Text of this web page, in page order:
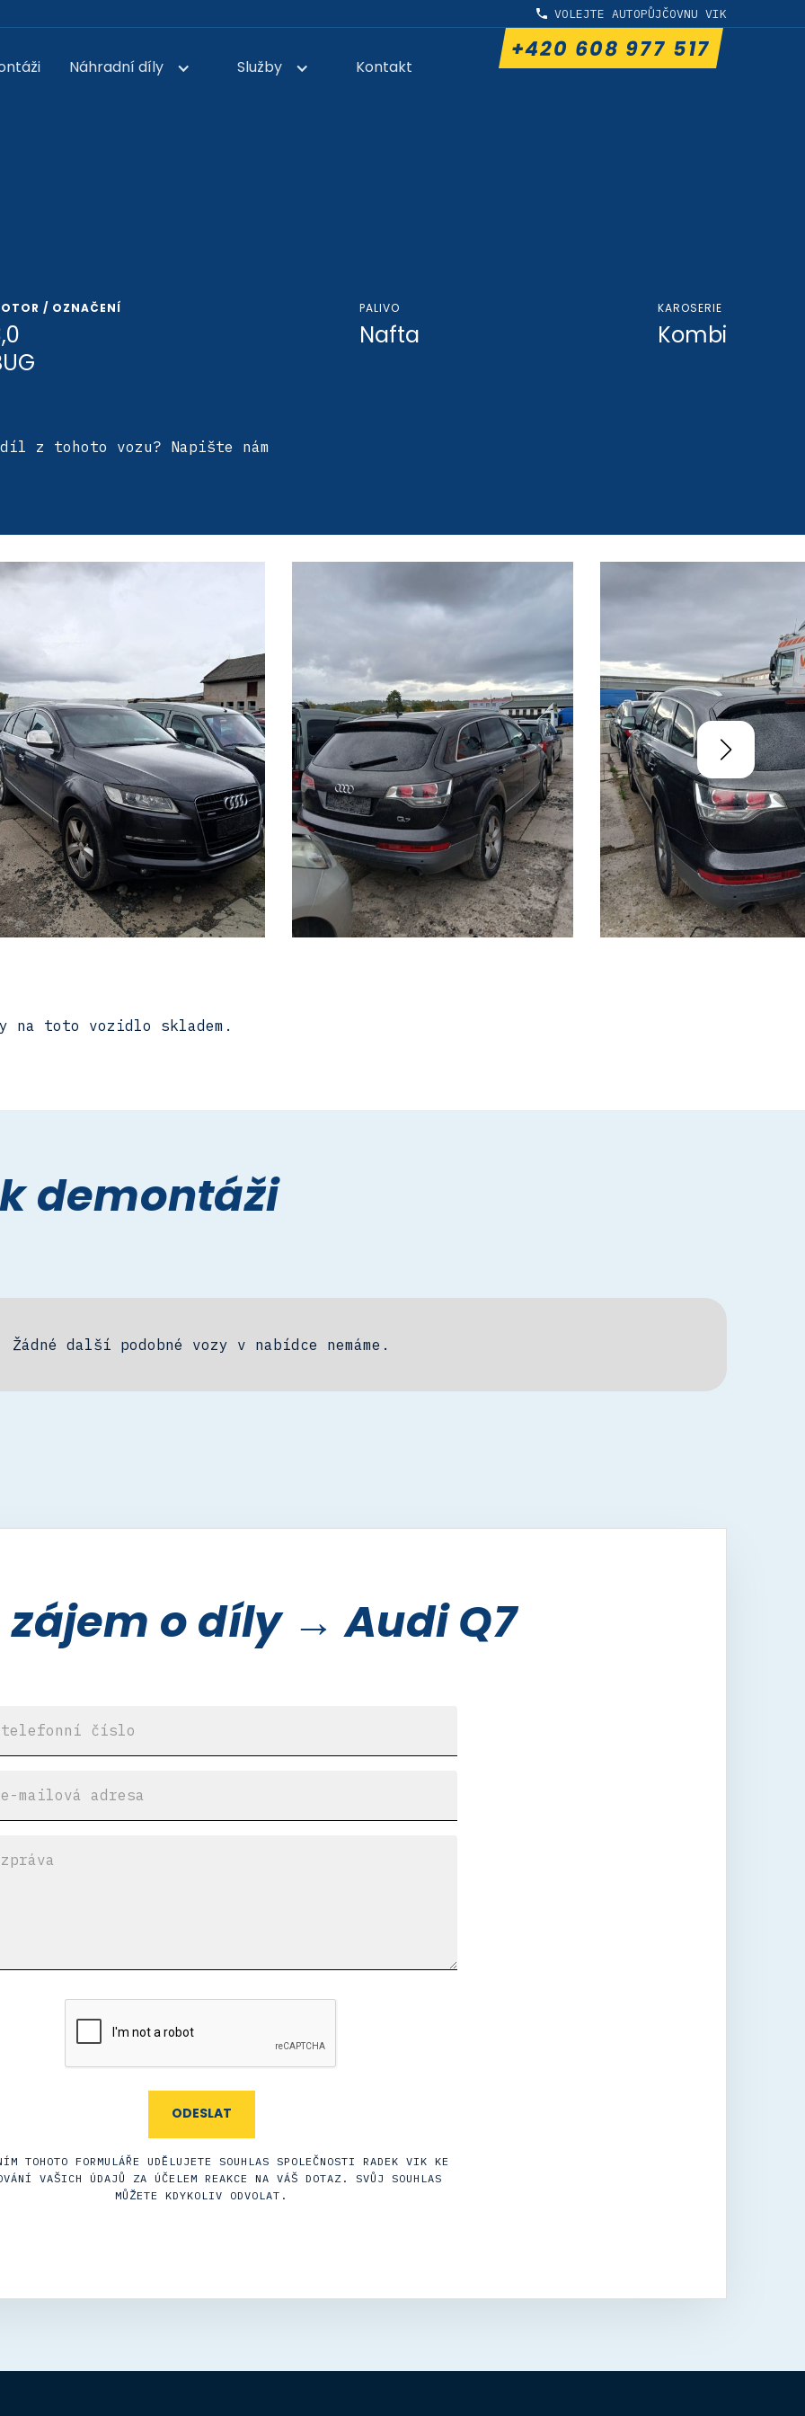
VOLEJTE AUTOPŮJČOVNU VIK
Náhradní díly Služby Kontakt
+420 608 977 517
/ OZNAČENÍ PALIVO
Nafta
KAROSERIE
Kombi
z tohoto vozu? Napište nám
na toto vozidlo skladem.
demontáži
Žádné další podobné vozy v nabídce nemáme.
zájem o díly → Audi Q7
TOHOTO FORMULÁŘE UDĚLUJETE SOUHLAS SPOLEČNOSTI RADEK VIK KE
VAŠICH ÚDAJŮ ZA ÚČELEM REAKCE NA VÁŠ DOTAZ. SVŮJ SOUHLAS
MŮŽETE KDYKOLIV ODVOLAT.